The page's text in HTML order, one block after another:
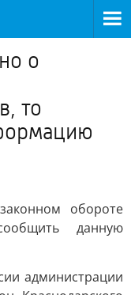
о
то
обороте
данную
администрации